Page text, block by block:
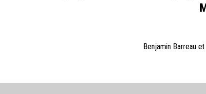
Benjamin Barreau